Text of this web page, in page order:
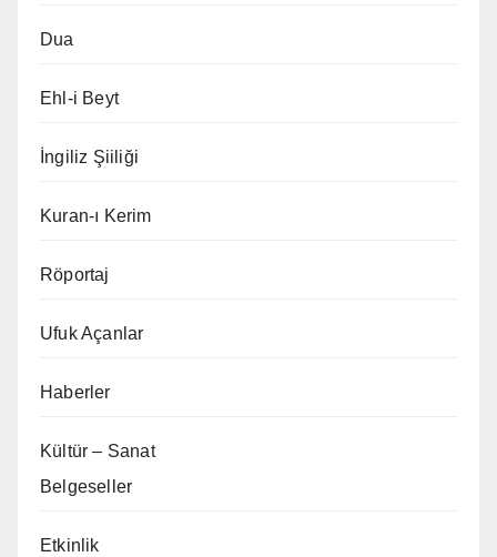
Dua
Ehl-i Beyt
İngiliz Şiiliği
Kuran-ı Kerim
Röportaj
Ufuk Açanlar
Haberler
Kültür – Sanat
Belgeseller
Etkinlik